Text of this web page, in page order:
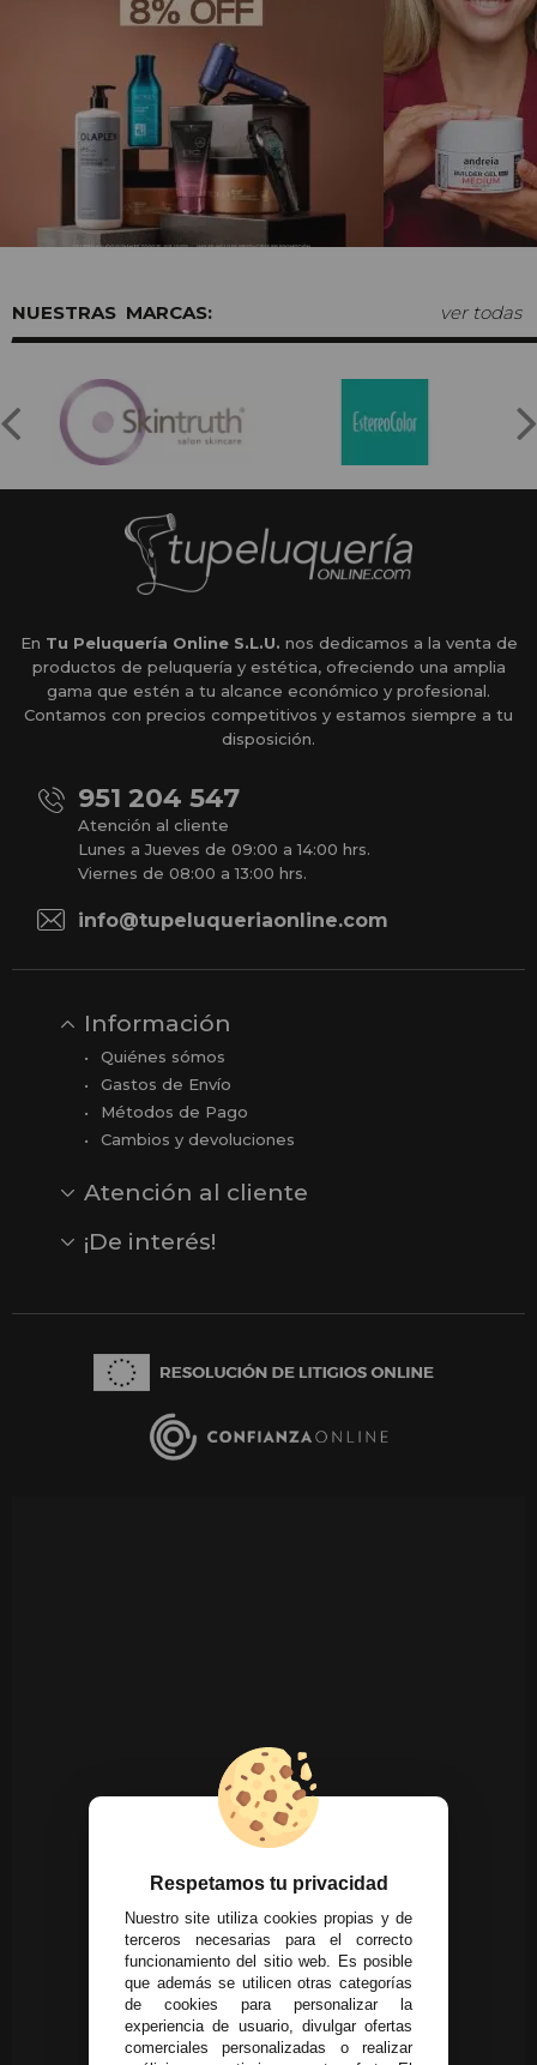
MARCAS: ver todas
En Tu Peluquería Online S.L.U. nos dedicamos a la venta de
productos de peluquería y estética, ofreciendo una amplia
gama que estén a tu alcance económico y profesional.
Contamos con precios competitivos y estamos siempre a tu
disposición.
951 204 547
Atención al cliente
Lunes a Jueves de 09:00 a 14:00 hrs.
Viernes de 08:00 a 13:00 hrs.
info@tupeluqueriaonline.com
Información
Quiénes sómos
Gastos de Envío
Métodos de Pago
Cambios y devoluciones
Atención al cliente
Opiniones
Reseñas en Google
¡De interés!
Respetamos tu privacidad
Nuestro site utiliza cookies propias y de
terceros necesarias para el correcto
funcionamiento del sitio web. Es posible
que además se utilicen otras categorías
de cookies para personalizar la
experiencia de usuario, divulgar ofertas
comerciales personalizadas o realizar